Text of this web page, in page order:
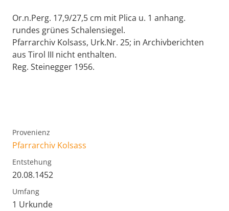
Or.n.Perg. 17,9/27,5 cm mit Plica u. 1 anhang.
rundes grünes Schalensiegel.
Pfarrarchiv Kolsass, Urk.Nr. 25; in Archivberichten
aus Tirol III nicht enthalten.
Reg. Steinegger 1956.
Provenienz
Pfarrarchiv Kolsass
Entstehung
20.08.1452
Umfang
1 Urkunde